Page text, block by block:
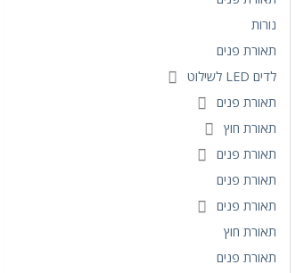
נורות
תאורת פנים
לדים LED לשילוט
תאורת פנים
תאורת חוץ
תאורת פנים
תאורת פנים
תאורת פנים
תאורת חוץ
תאורת פנים